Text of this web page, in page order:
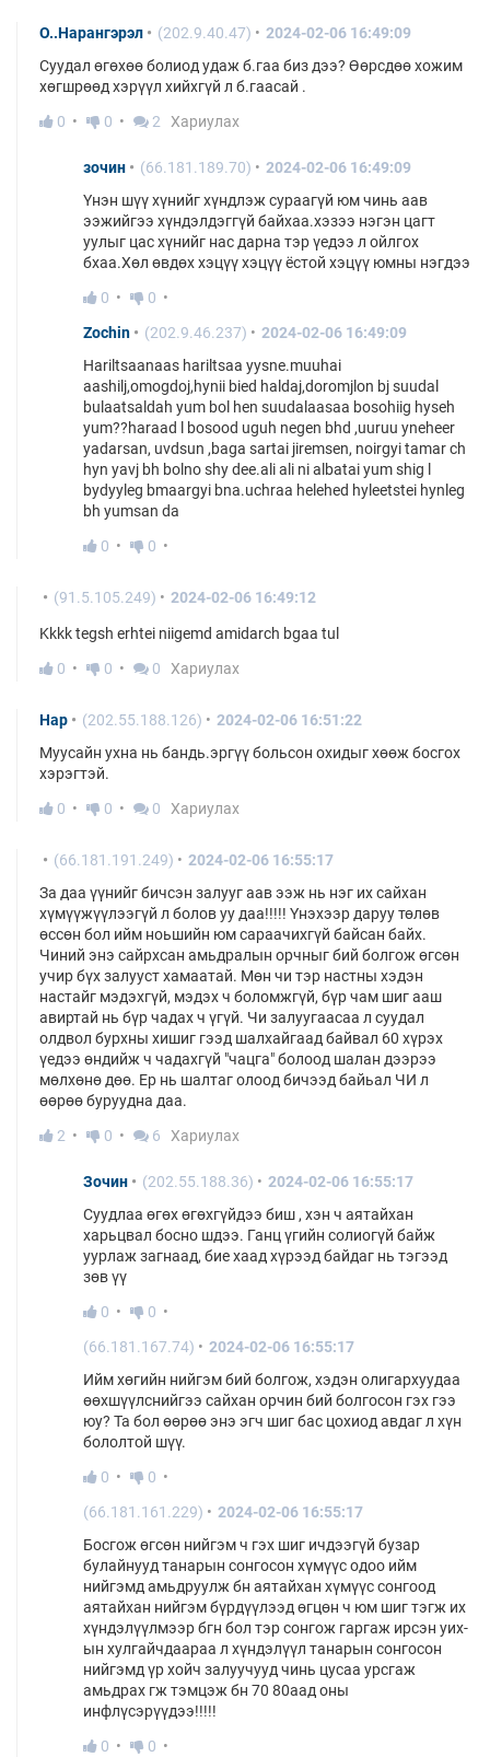
О..Нарангэрэл (202.9.40.47)
2024-02-06 16:49:09
Суудал өгөхөө болиод удаж б.гаа биз дээ? Өөрсдөө хожим
хөгшрөөд хэрүүл хийхгүй л б.гаасай .
0
0 2 Хариулах
зочин (66.181.189.70)
2024-02-06 16:49:09
Үнэн шүү хүнийг хүндлэж сураагүй юм чинь аав
ээжийгээ хүндэлдэггүй байхаа.хэзээ нэгэн цагт
уулыг цас хүнийг нас дарна тэр үедээ л ойлгох
бхаа.Хөл өвдөх хэцүү хэцүү ёстой хэцүү юмны нэгдээ
0
0
Zochin
(202.9.46.237)
2024-02-06 16:49:09
Hariltsaanaas hariltsaa yysne.muuhai
aashilj,omogdoj,hynii bied haldaj,doromjlon bj suudal
bulaatsaldah yum bol hen suudalaasaa bosohiig hyseh
yum??haraad l bosood uguh negen bhd ,uuruu yneheer
yadarsan, uvdsun ,baga sartai jiremsen, noirgyi tamar ch
hyn yavj bh bolno shy dee.ali ali ni albatai yum shig l
bydyyleg bmaargyi bna.uchraa helehed hyleetstei hynleg
bh yumsan da
0
0
(91.5.105.249) 2024-02-06 16:49:12
Kkkk tegsh erhtei niigemd amidarch bgaa tul
0
0 0 Хариулах
Нар (202.55.188.126)
2024-02-06 16:51:22
Муусайн ухна нь бандь.эргүү больсон охидыг хөөж босгох
хэрэгтэй.
0
0 0 Хариулах
(66.181.191.249)
2024-02-06 16:55:17
За даа үүнийг бичсэн залууг аав ээж нь нэг их сайхан
хүмүүжүүлээгүй л болов уу даа!!!!! Үнэхээр даруу төлөв
өссөн бол ийм ноьшийн юм сараачихгүй байсан байх.
Чиний энэ сайрхсан амьдралын орчныг бий болгож өгсөн
учир бүх залууст хамаатай. Мөн чи тэр настны хэдэн
настайг мэдэхгүй, мэдэх ч боломжгүй, бүр чам шиг ааш
авиртай нь бүр чадах ч үгүй. Чи залуугаасаа л суудал
олдвол бурхны хишиг гээд шалхайгаад байвал 60 хүрэх
үедээ өндийж ч чадахгүй "чацга" болоод шалан дээрээ
мөлхөнө дөө. Ер нь шалтаг олоод бичээд байьал ЧИ л
өөрөө буруудна даа.
2
0 6 Хариулах
Зочин (202.55.188.36)
2024-02-06 16:55:17
Суудлаа өгөх өгөхгүйдээ биш , хэн ч аятайхан
харьцвал босно шдээ. Ганц үгийн солиогүй байж
уурлаж загнаад, бие хаад хүрээд байдаг нь тэгээд
зөв үү
0
0
(66.181.167.74)
2024-02-06 16:55:17
Ийм хөгийн нийгэм бий болгож, хэдэн олигархуудаа
өөхшүүлснийгээ сайхан орчин бий болгосон гэх гээ
юу? Та бол өөрөө энэ эгч шиг бас цохиод авдаг л хүн
бололтой шүү.
0
0
(66.181.161.229)
2024-02-06 16:55:17
Босгож өгсөн нийгэм ч гэх шиг ичдээгүй бузар
булайнууд танарын сонгосон хүмүүс одоо ийм
нийгэмд амьдруулж бн аятайхан хүмүүс сонгоод
аятайхан нийгэм бүрдүүлээд өгцөн ч юм шиг тэгж их
хүндэлүүлмээр бгн бол тэр сонгож гаргаж ирсэн уих-
ын хулгайчдаараа л хүндэлүүл танарын сонгосон
нийгэмд үр хойч залуучууд чинь цусаа урсгаж
амьдрах гж тэмцэж бн 70 80аад оны
инфлүсэрүүдээ!!!!!
0
0